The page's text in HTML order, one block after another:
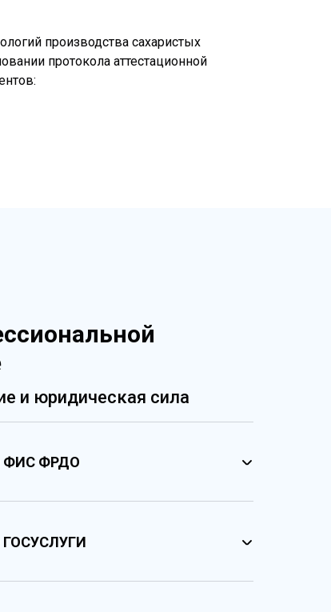
производства сахаристых
протокола аттестационной
и юридическая сила
ФИС ФРДО
ГОСУСЛУГИ